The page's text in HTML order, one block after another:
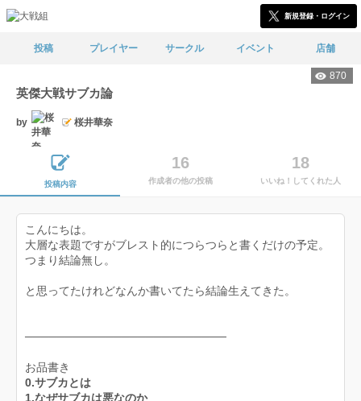
新規登録・ログイン
投稿 プレイヤー サークル イベント 店舗
870
英傑大戦サブカ論
by 桜井華奈
投稿内容
16
作成者の他の投稿
18
いいね！してくれた人
こんにちは。
大層な表題ですがブレスト的につらつらと書くだけの予定。
つまり結論無し。
と思ってたけれどなんか書いてたら結論生えてきた。
─────────────────────────
お品書き
0.サブカとは
1.なぜサブカは悪なのか